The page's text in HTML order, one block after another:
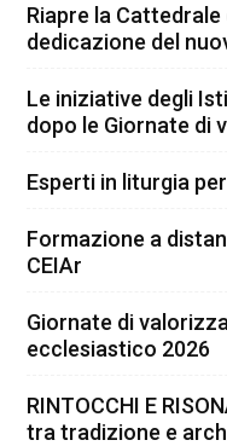
Riapre la Cattedrale
dedicazione del
Le iniziative degli
dopo le Giornate di
Esperti in liturgia
Formazione a
CEIAr
Giornate di
ecclesiastico 2026
RINTOCCHI E
tra tradizione e